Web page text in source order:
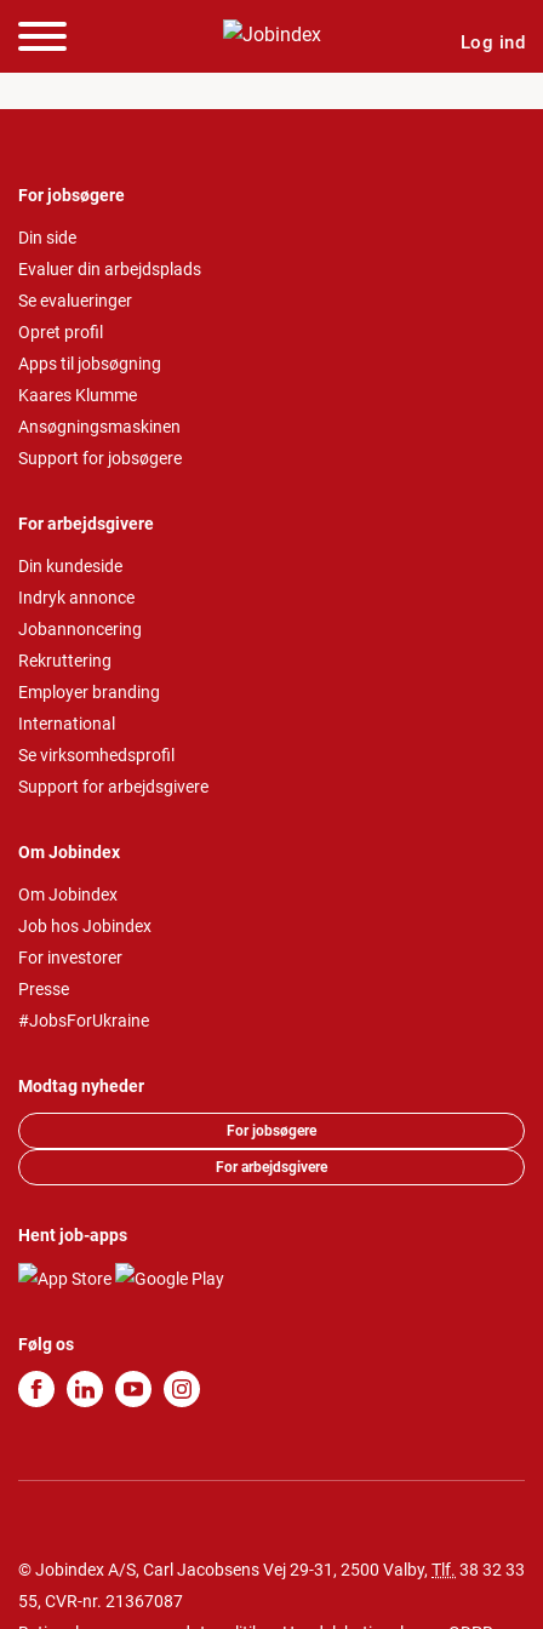
Log ind
For jobsøgere
Din side
Evaluer din arbejdsplads
Se evalueringer
Opret profil
Apps til jobsøgning
Kaares Klumme
Ansøgningsmaskinen
Support for jobsøgere
For arbejdsgivere
Din kundeside
Indryk annonce
Jobannoncering
Rekruttering
Employer branding
International
Se virksomhedsprofil
Support for arbejdsgivere
Om Jobindex
Om Jobindex
Job hos Jobindex
For investorer
Presse
#JobsForUkraine
Modtag nyheder
For jobsøgere
For arbejdsgivere
Hent job-apps
Følg os
© Jobindex A/S, Carl Jacobsens Vej 29-31, 2500 Valby, Tlf. 38 32 33
55, CVR-nr. 21367087